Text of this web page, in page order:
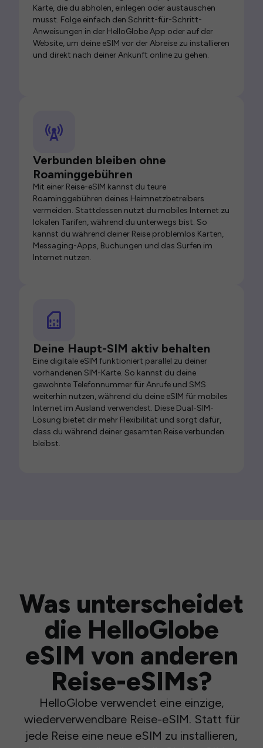
Karte, die du abholen, einlegen oder austauschen
musst. Folge einfach den Schritt-für-Schritt-
Anweisungen in der HelloGlobe App oder auf der
Website, um deine eSIM vor der Abreise zu installieren
und direkt nach deiner Ankunft online zu gehen.
Verbunden bleiben ohne
Roaminggebühren
Mit einer Reise-eSIM kannst du teure
Roaminggebühren deines Heimnetzbetreibers
vermeiden. Stattdessen nutzt du mobiles Internet zu
lokalen Tarifen, während du unterwegs bist. So
kannst du während deiner Reise problemlos Karten,
Messaging-Apps, Buchungen und das Surfen im
Internet nutzen.
Deine Haupt-SIM aktiv behalten
Eine digitale eSIM funktioniert parallel zu deiner
vorhandenen SIM-Karte. So kannst du deine
gewohnte Telefonnummer für Anrufe und SMS
weiterhin nutzen, während du deine eSIM für mobiles
Internet im Ausland verwendest. Diese Dual-SIM-
Lösung bietet dir mehr Flexibilität und sorgt dafür,
dass du während deiner gesamten Reise verbunden
bleibst.
Was unterscheidet
die HelloGlobe
eSIM von anderen
Reise-eSIMs?
HelloGlobe verwendet eine einzige,
wiederverwendbare Reise-eSIM. Statt für
jede Reise eine neue eSIM zu installieren,